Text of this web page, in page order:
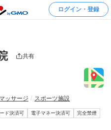
ログイン・登録
共有
ッサージ スポーツ施設
ド決済可 電子マネー決済可
完全禁煙